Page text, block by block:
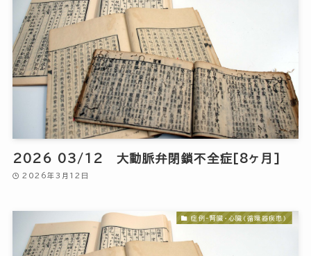
2026 03/12 大動脈弁閉鎖不全症[8ヶ月]
2026年3月12日
症例-腎臓・心臓(循環器疾患)